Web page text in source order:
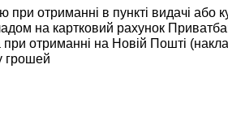
при отриманні в пункті видачі або
на картковий рахунок
отриманні на Новій Пошті
грошей